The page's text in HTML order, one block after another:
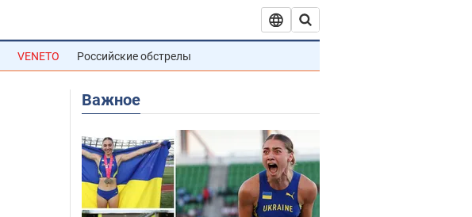
VENETO Российские обстрелы
Важное